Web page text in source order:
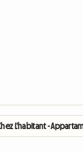
L'habitant -